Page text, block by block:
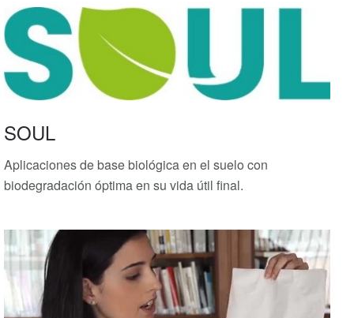
SOUL
Aplicaciones de base biológica en el suelo con
biodegradación óptima en su vida útil final.